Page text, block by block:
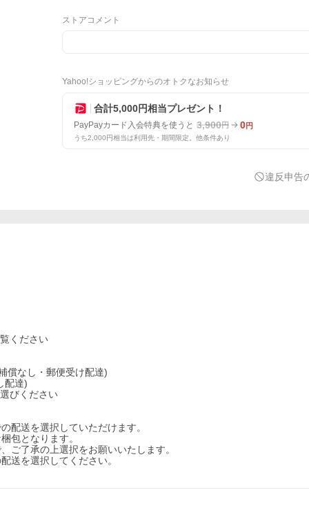
ストアコメント
Yahoo!ショッピングからのオトクなお知らせ
合計5,000円相当プレゼント！
PayPayカード入会特典を使うと 3,900円 0円
うち2,000円相当は利用先・期間限定。他条件あり
違反申告
ください
償なし・郵便受け配達)
配達)
びください
配送を選択していただけます。
包となります。
ご了承の上選択をお願いいたします。
送を選択してください。